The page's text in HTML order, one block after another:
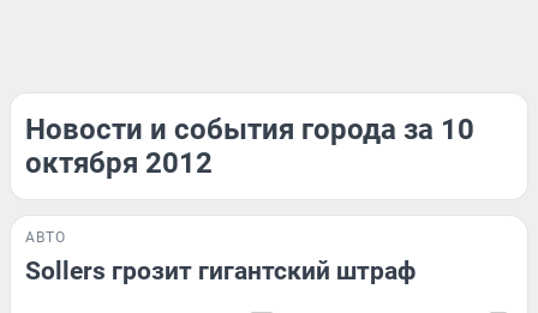
Новости и события города за 10
октября 2012
АВТО
Sollers грозит гигантский штраф